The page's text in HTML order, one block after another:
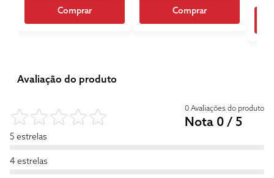
Comprar Comprar
Avaliação do produto
0 Avaliações do produto
Nota 0 / 5
5 estrelas
4 estrelas